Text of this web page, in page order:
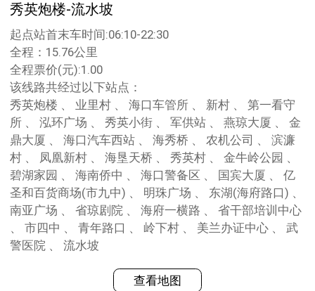
秀英炮楼-流水坡
起点站首末车时间:06:10-22:30
全程：15.76公里
全程票价(元):1.00
该线路共经过以下站点：
秀英炮楼 、 业里村 、 海口车管所 、 新村 、 第一看守
所 、 泓环广场 、 秀英小街 、 军供站 、 燕琼大厦 、 金
鼎大厦 、 海口汽车西站 、 海秀桥 、 农机公司 、 滨濂
村 、 凤凰新村 、 海垦天桥 、 秀英村 、 金牛岭公园 、
碧湖家园 、 海南侨中 、 海口警备区 、 国宾大厦 、 亿
圣和百货商场(市九中) 、 明珠广场 、 东湖(海府路口) 、
南亚广场 、 省琼剧院 、 海府一横路 、 省干部培训中心
、 市四中 、 青年路口 、 岭下村 、 美兰办证中心 、 武
警医院 、 流水坡
查看地图